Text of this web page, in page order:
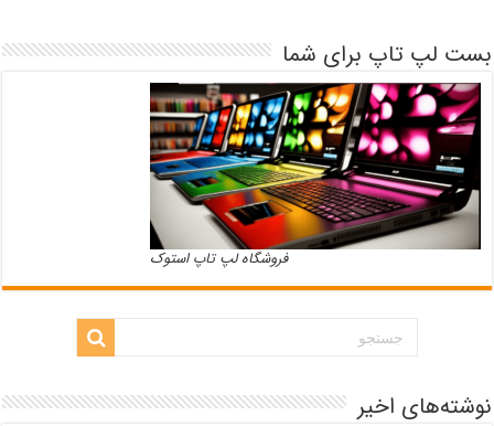
بست لپ تاپ برای شما
فروشگاه لپ تاپ استوک
نوشته‌های اخیر